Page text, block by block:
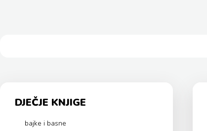
DJEČJE KNJIGE
bajke i basne